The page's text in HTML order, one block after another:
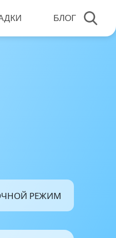
БЛОГ
РЕЖИМ